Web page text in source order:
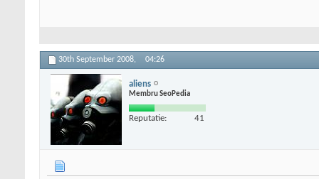
30th September 2008, 04:26
aliens
Membru SeoPedia
Reputatie: 41